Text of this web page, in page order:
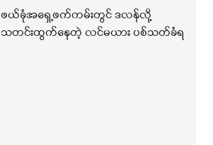
ဖယ်ခုံအရှေ့ဖက်ကမ်းတွင် ဒလန်လို့
သတင်းထွက်နေတဲ့ လင်မယား ပစ်သတ်ခံရ